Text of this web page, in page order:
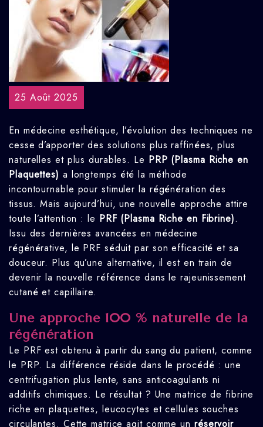
25 Août 2025
En médecine esthétique, l’évolution des techniques ne
cesse d’apporter des solutions plus raffinées, plus
naturelles et plus durables. Le PRP (Plasma Riche en
Plaquettes) a longtemps été la méthode
incontournable pour stimuler la régénération des
tissus. Mais aujourd’hui, une nouvelle approche attire
toute l’attention : le PRF (Plasma Riche en Fibrine).
Issu des dernières avancées en médecine
régénérative, le PRF séduit par son efficacité et sa
douceur. Plus qu’une alternative, il est en train de
devenir la nouvelle référence dans le rajeunissement
cutané et capillaire.
Une approche 100 % naturelle de la
régénération
Le PRF est obtenu à partir du sang du patient, comme
le PRP. La différence réside dans le procédé : une
centrifugation plus lente, sans anticoagulants ni
additifs chimiques. Le résultat ? Une matrice de fibrine
riche en plaquettes, leucocytes et cellules souches
circulantes. Cette matrice agit comme un réservoir